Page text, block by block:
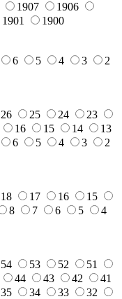
1907
1906
1901 1900
6 5 4 3
2
26 25 24
23
16 15 14
13
6 5 4 3
2
18 17 16
15
8 7 6 5
4
54 53 52
51
44 43 42
41
35 34 33
32